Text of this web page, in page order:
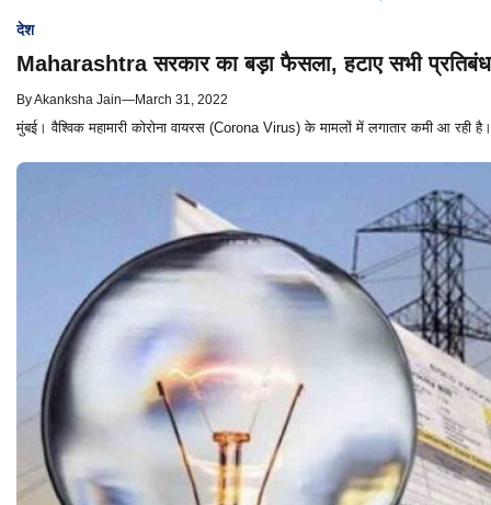
देश
Maharashtra सरकार का बड़ा फैसला, हटाए सभी प्रतिबंध
ByAkanksha Jain—March 31, 2022
मुंबई। वैश्विक महामारी कोरोना वायरस (Corona Virus) के मामलों में लगातार कमी आ रही